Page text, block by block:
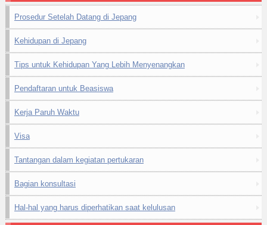
Prosedur Setelah Datang di Jepang
Kehidupan di Jepang
Tips untuk Kehidupan Yang Lebih Menyenangkan
Pendaftaran untuk Beasiswa
Kerja Paruh Waktu
Visa
Tantangan dalam kegiatan pertukaran
Bagian konsultasi
Hal-hal yang harus diperhatikan saat kelulusan